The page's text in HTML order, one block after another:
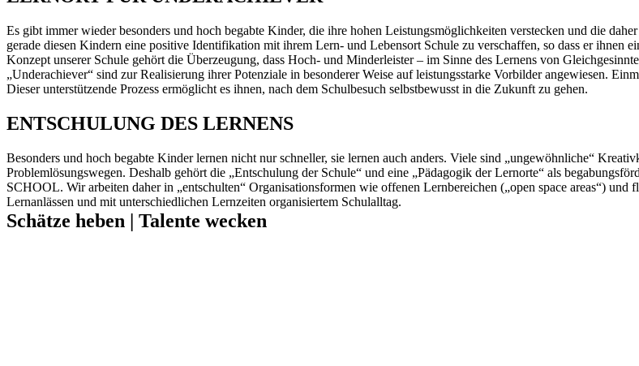
Es gibt immer wieder besonders und hoch begabte Kinder, die ihre hohen Leistungsmöglichkeiten verstecken und die
gerade diesen Kindern eine positive Identifikation mit ihrem Lern- und Lebensort Schule zu verschaffen, so dass er ihnen
Konzept unserer Schule gehört die Überzeugung, dass Hoch- und Minderleister – im Sinne des Lernens von
„Underachiever“ sind zur Realisierung ihrer Potenziale in besonderer Weise auf leistungsstarke Vorbilder angewiesen.
Dieser unterstützende Prozess ermöglicht es ihnen, nach dem Schulbesuch selbstbewusst in die Zukunft zu gehen.
ENTSCHULUNG DES LERNENS
Besonders und hoch begabte Kinder lernen nicht nur schneller, sie lernen auch anders. Viele sind „ungewöhnliche“
Problemlösungswegen. Deshalb gehört die „Entschulung der Schule“ und eine „Pädagogik der Lernorte“ als
SCHOOL. Wir arbeiten daher in „entschulten“ Organisationsformen wie offenen Lernbereichen („open space areas“)
Lernanlässen und mit unterschiedlichen Lernzeiten organisiertem Schulalltag.
Schätze heben | Talente wecken